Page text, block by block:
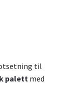
til
palett med